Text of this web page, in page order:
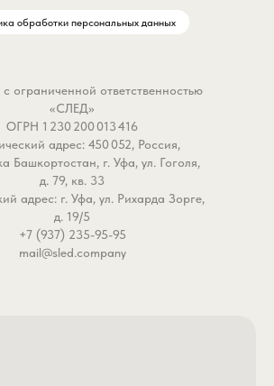
жиров.
копаться в
для
и
водоемов!
обработки персональных данных
ограниченной ответственностью
«СЛЕД»
ОГРН 1 230 200 013 416
адрес: 450 052, Россия,
Башкортостан, г. Уфа, ул. Гоголя,
д. 79, кв. 33
адрес: г. Уфа, ул. Рихарда Зорге,
д. 19/5
+7 (937) 235-95-95
mail@sled.company